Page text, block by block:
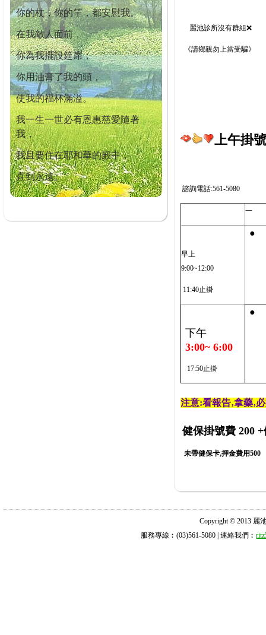
你的杖，你的竿，都安慰我。
在我敵人面前，
你為我擺設筵席；
你用油膏了我的頭，
使我的福杯滿溢。
我一生一世必有恩惠慈愛隨著
我，
我且要住在耶和華的殿中，
直到永遠。
麗池診所沒有群組❌
《請鄉親勿上當受騙》
上午掛
諮詢電話:561-5080
一
早上
9:00~12:00
11:40止掛
●
下午
3:00~ 6:00
17:50止掛
●
注意:看報告‚拿藥‚
健保掛號費 200 +
未帶健保卡,押金費用500
Copyright © 2013 麗
服務專線︰(03)561-5080 | 連絡我們︰